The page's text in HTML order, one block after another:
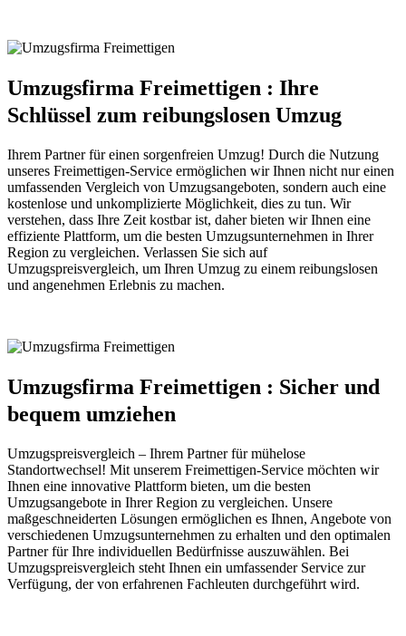
Umzugsfirma Freimettigen : Ihre
Schlüssel zum reibungslosen Umzug
Ihrem Partner für einen sorgenfreien Umzug! Durch die Nutzung
unseres Freimettigen-Service ermöglichen wir Ihnen nicht nur einen
umfassenden Vergleich von Umzugsangeboten, sondern auch eine
kostenlose und unkomplizierte Möglichkeit, dies zu tun. Wir
verstehen, dass Ihre Zeit kostbar ist, daher bieten wir Ihnen eine
effiziente Plattform, um die besten Umzugsunternehmen in Ihrer
Region zu vergleichen. Verlassen Sie sich auf
Umzugspreisvergleich, um Ihren Umzug zu einem reibungslosen
und angenehmen Erlebnis zu machen.
Umzugsfirma Freimettigen : Sicher und
bequem umziehen
Umzugspreisvergleich – Ihrem Partner für mühelose
Standortwechsel! Mit unserem Freimettigen-Service möchten wir
Ihnen eine innovative Plattform bieten, um die besten
Umzugsangebote in Ihrer Region zu vergleichen. Unsere
maßgeschneiderten Lösungen ermöglichen es Ihnen, Angebote von
verschiedenen Umzugsunternehmen zu erhalten und den optimalen
Partner für Ihre individuellen Bedürfnisse auszuwählen. Bei
Umzugspreisvergleich steht Ihnen ein umfassender Service zur
Verfügung, der von erfahrenen Fachleuten durchgeführt wird.